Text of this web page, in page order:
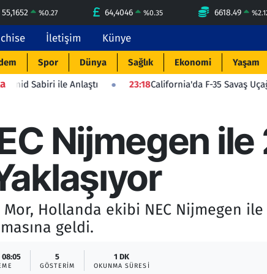
55,1652 %0.27 64,4046 %0.35 6618.49 %
İletişim Künye
Spor Dünya Sağlık Ekonomi Yaşam
23:18California'da F-35 Savaş Uçağı Düştü: Pilot
Nijmegen ile
Hollanda ekibi NEC Nijmegen
geldi.
08:05 5
GÖSTERIM
1 DK
OKUNMA SÜRESI